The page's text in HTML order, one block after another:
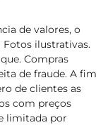
de valores, o
ilustrativas.
Compras
de fraude. A fim
de clientes as
com preços
limitada por